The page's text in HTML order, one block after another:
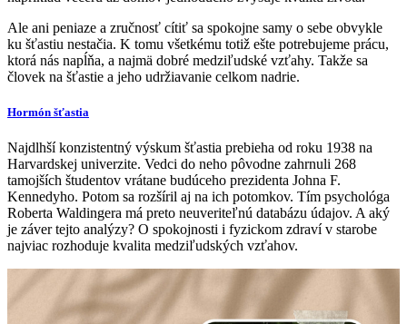
Ale ani peniaze a zručnosť cítiť sa spokojne samy o sebe obvykle
ku šťastiu nestačia. K tomu všetkému totiž ešte potrebujeme prácu,
ktorá nás napĺňa, a najmä dobré medziľudské vzťahy. Takže sa
človek na šťastie a jeho udržiavanie celkom nadrie.
Hormón šťastia
Najdlhší konzistentný výskum šťastia prebieha od roku 1938 na
Harvardskej univerzite. Vedci do neho pôvodne zahrnuli 268
tamojších študentov vrátane budúceho prezidenta Johna F.
Kennedyho. Potom sa rozšíril aj na ich potomkov. Tím psychológa
Roberta Waldingera má preto neuveriteľnú databázu údajov. A aký
je záver tejto analýzy? O spokojnosti i fyzickom zdraví v starobe
najviac rozhoduje kvalita medziľudských vzťahov.